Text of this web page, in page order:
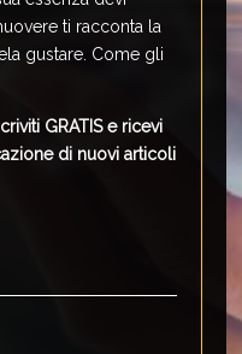
ti racconta la
gustare. Come gli
GRATIS e ricevi
di nuovi articoli